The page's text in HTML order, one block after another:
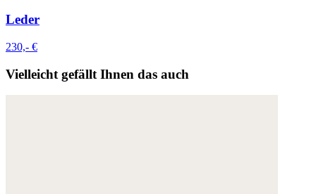
Leder
230,- €
Vielleicht gefällt Ihnen das auch